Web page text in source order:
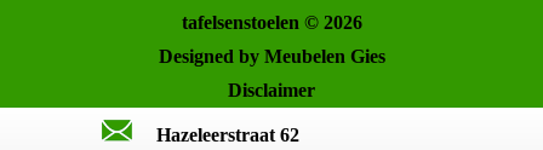
tafelsenstoelen © 2026
Designed by Meubelen Gies
Disclaimer
Hazeleerstraat 62